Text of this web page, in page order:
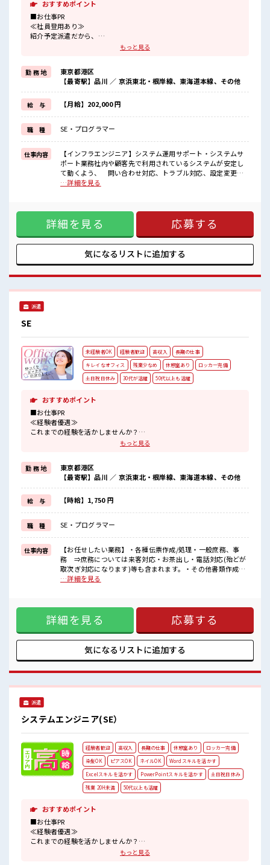
おすすめポイント
■お仕事PR
≪社員登用あり≫
紹介予定派遣だから、
自分に職場が合うかお試しできるのがウレシイPoint☆
残業は月20時間未満で、
ほどよく稼げます♪
≪完全週休二日制≫
週末は家族や友人と一緒にプライベート満喫！
≪未経験OKの仕事≫
新しいことにチャレンジするのは不安だけど、
しっかり働く環境が整っています！
イチからスキルUP・ステップUP目指していきましょう！
■職場の雰囲気
休憩室でホッと一息リフレッシュ！
ロッカーあり！
安心してお仕事に集中♪
「しっかり働いてしっかり休む！
」って大事ですよね！
もっと見る
勤 務 地
東京都港区
【最寄駅】品川 ／ 京浜東北・根岸線、東海道本線、その他
給 与 【月給】202,000 円
職 種 SE・プログラマー
仕事内容
【インフラエンジニア】システム運用サポート・システムサ
ポート業務社内や顧客先で利用されているシステムが安定し
て動くよう、 問い合わせ対応、トラブル対応、設定変更、
定期的な確認作業などを行います。セキュリティ強化に向け
す。 例として、医療システムや病院の情報システム(情シス)
など、 高い安全性が求められる環境での対応が含まれま
す。 ■お仕事PR ≪社員登用あり≫ 紹介予定派遣だから、 自
分に職場が合うかお試しできるのがウレシイPoint☆ ≪ちょっ
との残業で収入アップ≫ 残業は月20時間未満で、 ほどよく稼
げます♪ ≪完全週休二日制≫ 週末は家族や友人と一緒にプラ
ジするのは不安だけど、 しっかり働く環境が整っています！
イチからスキルUP・ステップUP目指していきましょう！ ■
…詳細を見る
詳細を見る 応募する
気になるリストに追加する
派遣
SE
未経験者OK 経験者歓迎 高収入
長期の仕事
キレイなオフィス
残業少なめ 休憩室あり
ロッカー完備
土日祝日休み
30代が活躍 50代以上も活躍
おすすめポイント
■お仕事PR
≪経験者優遇≫
これまでの経験を活かしませんか？
≪自分の時間も大切≫
残業はほとんどナシ！
場合によってはお願いすることもあります♪
≪完全週休二日制≫
週末は家族や友人と一緒にプライベート満喫！
≪収入アップを目指せる≫
高時給だらけの派遣のお仕事です！
■職場の雰囲気
一息つける休憩スペースもあります！
持ち物が多いあなたにもぴったり☆
ロッカー付き職場♪
残業は少なめ！
もっと見る
勤 務 地
東京都港区
【最寄駅】品川 ／ 京浜東北・根岸線、東海道本線、その他
給 与 【時給】1,750 円
職 種 SE・プログラマー
仕事内容
【お任せしたい業務】・各種伝票作成/処理・一般庶務、事
務 ⇒庶務については来客対応・お茶出し・電話対応(殆どが
取次ぎ対応になります)等も含まれます。・その他書類作成、
整理等※はじめて行う業務はお教えしますのでご安心くださ
いう方もOK！ ≪自分の時間も大切≫ 残業はほとんどナシ！
場合によってはお願いすることもあります♪ ≪完全週休二日
制≫ 週末は家族や友人と一緒にプライベート満喫！ ≪収入ア
ップを目指せる≫ 高時給だらけの派遣のお仕事です！ ■職場
の雰囲気 一息つける休憩スペースもあります！ 持ち物が多い
あなたにもぴったり☆ ロッカー付き職場♪ 残業は少なめ！ た
す！
…詳細を見る
詳細を見る 応募する
気になるリストに追加する
派遣
システムエンジニア(SE）
経験者歓迎 高収入 長期の仕事 休憩室あり
ロッカー完備
染髪OK
ピアスOK ネイルOK
Wordスキルを活かす
Excelスキルを活かす
PowerPointスキルを活かす
土日祝日休み
残業 20H未満
50代以上も活躍
おすすめポイント
■お仕事PR
≪経験者優遇≫
これまでの経験を活かしませんか？
もっと見る